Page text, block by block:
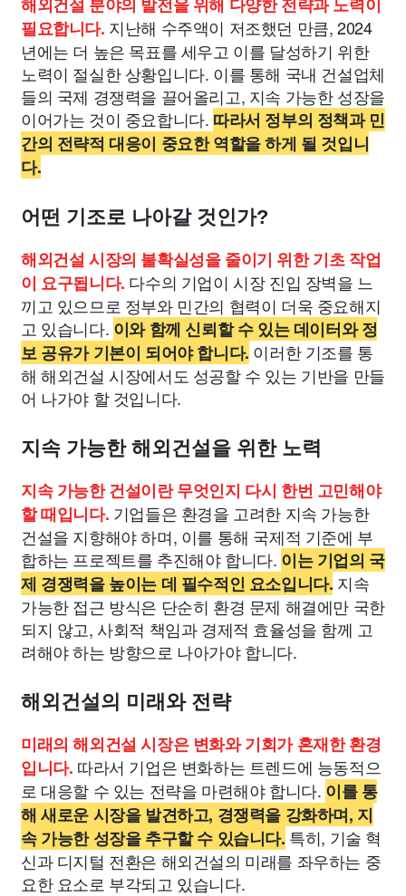
필요합니다. 지난해 수주액이 저조했던 만큼, 2024
년에는 더 높은 목표를 세우고 이를 달성하기 위한
노력이 절실한 상황입니다. 이를 통해 국내 건설업체
들의 국제 경쟁력을 끌어올리고, 지속 가능한 성장을
이어가는 것이 중요합니다. 따라서 정부의 정책과 민
간의 전략적 대응이 중요한 역할을 하게 될 것입니
다.
어떤 기조로 나아갈 것인가?
해외건설 시장의 불확실성을 줄이기 위한 기초 작업
이 요구됩니다. 다수의 기업이 시장 진입 장벽을 느
끼고 있으므로 정부와 민간의 협력이 더욱 중요해지
고 있습니다. 이와 함께 신뢰할 수 있는 데이터와 정
보 공유가 기본이 되어야 합니다. 이러한 기조를 통
해 해외건설 시장에서도 성공할 수 있는 기반을 만들
어 나가야 할 것입니다.
지속 가능한 해외건설을 위한 노력
지속 가능한 건설이란 무엇인지 다시 한번 고민해야
할 때입니다. 기업들은 환경을 고려한 지속 가능한
건설을 지향해야 하며, 이를 통해 국제적 기준에 부
합하는 프로젝트를 추진해야 합니다. 이는 기업의 국
제 경쟁력을 높이는 데 필수적인 요소입니다. 지속
가능한 접근 방식은 단순히 환경 문제 해결에만 국한
되지 않고, 사회적 책임과 경제적 효율성을 함께 고
려해야 하는 방향으로 나아가야 합니다.
해외건설의 미래와 전략
미래의 해외건설 시장은 변화와 기회가 혼재한 환경
입니다. 따라서 기업은 변화하는 트렌드에 능동적으
로 대응할 수 있는 전략을 마련해야 합니다. 이를 통
해 새로운 시장을 발견하고, 경쟁력을 강화하며, 지
속 가능한 성장을 추구할 수 있습니다. 특히, 기술 혁
신과 디지털 전환은 해외건설의 미래를 좌우하는 중
요한 요소로 부각되고 있습니다.